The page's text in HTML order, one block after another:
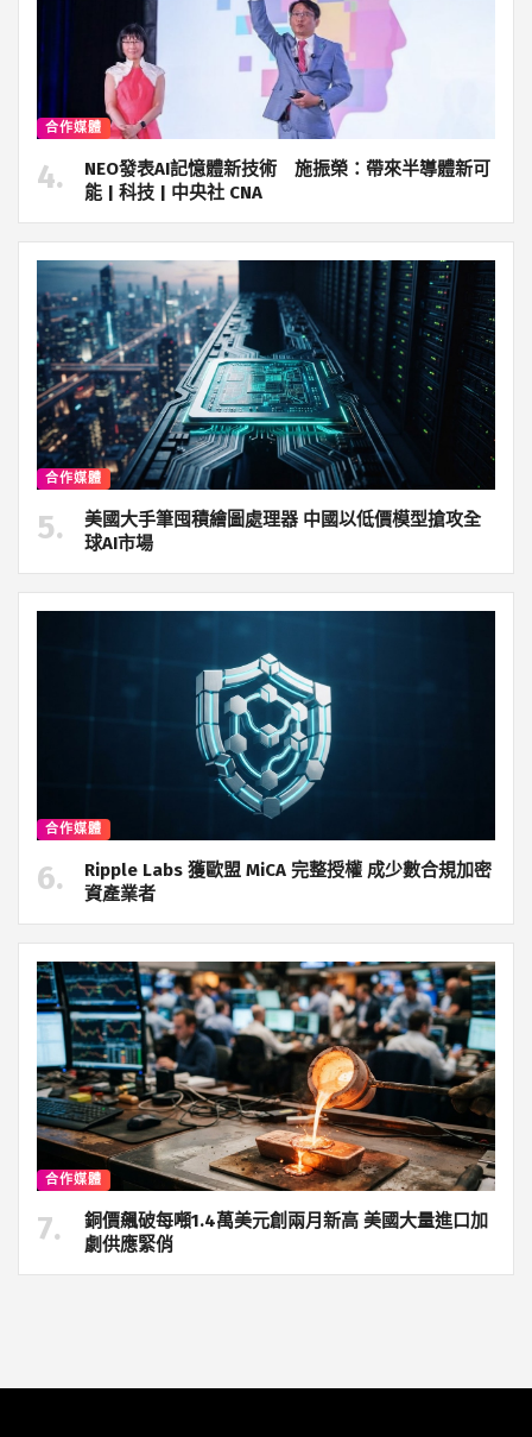
合作媒體
NEO發表AI記憶體新技術 施振榮：帶來半導體新可
能 | 科技 | 中央社 CNA
合作媒體
美國大手筆囤積繪圖處理器 中國以低價模型搶攻全
球AI市場
合作媒體
Ripple Labs 獲歐盟 MiCA 完整授權 成少數合規加密
資產業者
合作媒體
銅價飆破每噸1.4萬美元創兩月新高 美國大量進口加
劇供應緊俏